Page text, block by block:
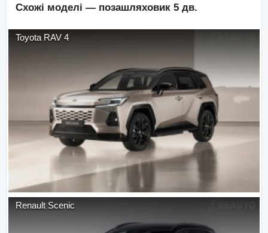
Схожі моделі — позашляховик 5 дв.
Toyota RAV 4
Renault Scenic